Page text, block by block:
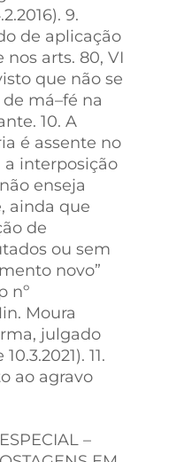
9.
de aplicação
arts. 80, VI
que não se
má–fé na
10. A
é assente no
a interposição
enseja
ainda que
de
ou sem
novo”
nº
Moura
julgado
11.
ao agravo
–